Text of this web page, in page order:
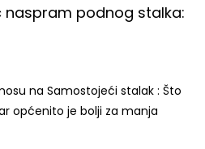
naspram podnog stalka:
na Samostojeći stalak : Što
općenito je bolji za manja